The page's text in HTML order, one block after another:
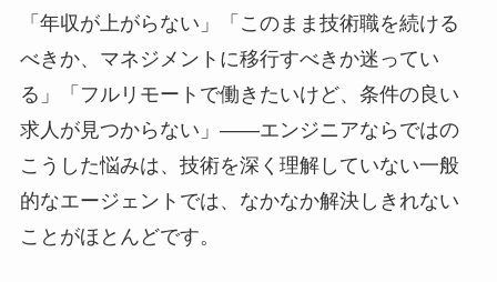
「年収が上がらない」「このまま技術職を続ける
べきか、マネジメントに移行すべきか迷ってい
る」「フルリモートで働きたいけど、条件の良い
求人が見つからない」――エンジニアならではの
こうした悩みは、技術を深く理解していない一般
的なエージェントでは、なかなか解決しきれない
ことがほとんどです。